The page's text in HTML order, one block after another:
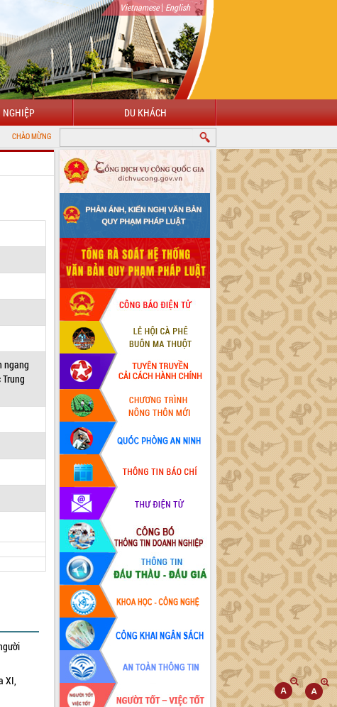
Vietnamese| English
NGHIỆP DU KHÁCH
ĐẾN VỚI CỔNG THÔNG TIN ĐIỆN TỬ TỈNH ĐẮK LẮK
ngang
XI,